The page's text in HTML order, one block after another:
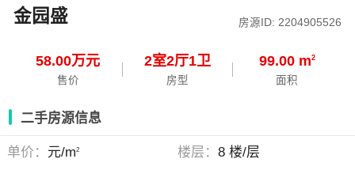
金园盛 房源ID: 2204905526
58.00万元
售价
2室2厅1卫
房型
99.00 m2
面积
二手房源信息
单价： 元/m2 楼层： 8 楼/层